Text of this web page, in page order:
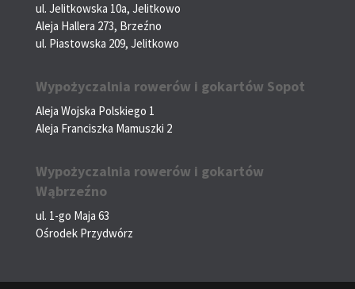
ul. Jelitkowska 10a, Jelitkowo
Aleja Hallera 273, Brzeźno
ul. Piastowska 209, Jelitkowo
Wypożyczalnia rowerów i gokartów Sopot
Aleja Wojska Polskiego 1
Aleja Franciszka Mamuszki 2
Wypożyczalnia rowerów i gokartów
Wąbrzeźno
ul. 1-go Maja 63
Ośrodek Przydwórz